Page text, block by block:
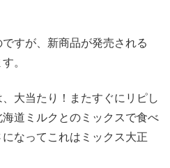
すが、新商品が発売される
。
大当たり！またすぐにリピし
道ミルクとのミックスで食べ
なってこれはミックス大正